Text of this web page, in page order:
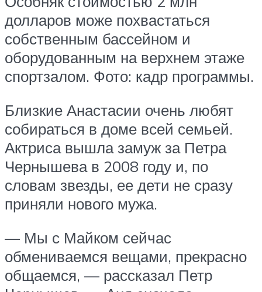
долларов може похвастаться
собственным бассейном и
оборудованным на верхнем этаже
спортзалом. Фото: кадр программы.
Близкие Анастасии очень любят
собираться в доме всей семьей.
Актриса вышла замуж за Петра
Чернышева в 2008 году и, по
словам звезды, ее дети не сразу
приняли нового мужа.
— Мы с Майком сейчас
обмениваемся вещами, прекрасно
общаемся, — рассказал Петр